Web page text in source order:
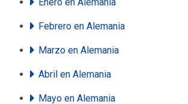
Enero en Alemania
Febrero en Alemania
Marzo en Alemania
Abril en Alemania
Mayo en Alemania